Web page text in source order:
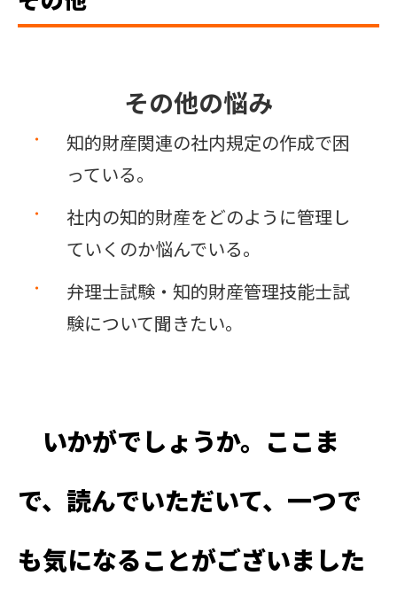
その他の悩み
知的財産関連の社内規定の作成で困
っている。
社内の知的財産をどのように管理し
ていくのか悩んでいる。
弁理士試験・知的財産管理技能士試
験について聞きたい。
いかがでしょうか。ここま
で、読んでいただいて、一つで
も気になることがございました